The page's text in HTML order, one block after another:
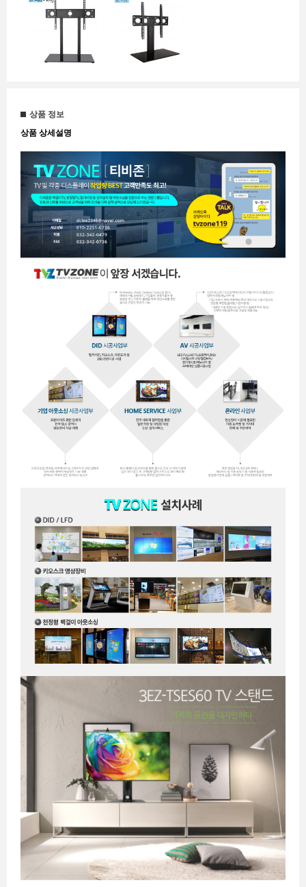
상품 정보
상품 상세설명